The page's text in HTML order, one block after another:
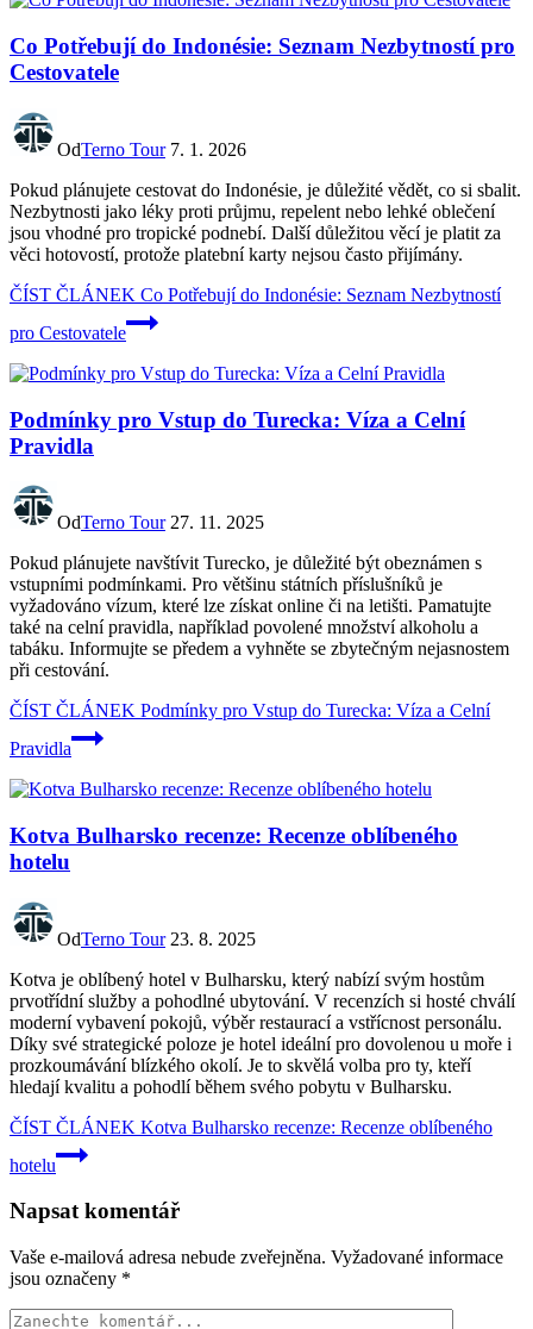
Co Potřebují do Indonésie: Seznam Nezbytností pro
Cestovatele
OdTerno Tour 7. 1. 2026
Pokud plánujete cestovat do Indonésie, je důležité vědět, co si sbalit.
Nezbytnosti jako léky proti průjmu, repelent nebo lehké oblečení
jsou vhodné pro tropické podnebí. Další důležitou věcí je platit za
věci hotovostí, protože platební karty nejsou často přijímány.
ČÍST ČLÁNEK Co Potřebují do Indonésie: Seznam Nezbytností
pro Cestovatele
Podmínky pro Vstup do Turecka: Víza a Celní
Pravidla
OdTerno Tour 27. 11. 2025
Pokud plánujete navštívit Turecko, je důležité být obeznámen s
vstupními podmínkami. Pro většinu státních příslušníků je
vyžadováno vízum, které lze získat online či na letišti. Pamatujte
také na celní pravidla, například povolené množství alkoholu a
tabáku. Informujte se předem a vyhněte se zbytečným nejasnostem
při cestování.
ČÍST ČLÁNEK Podmínky pro Vstup do Turecka: Víza a Celní
Pravidla
Kotva Bulharsko recenze: Recenze oblíbeného
hotelu
OdTerno Tour 23. 8. 2025
Kotva je oblíbený hotel v Bulharsku, který nabízí svým hostům
prvotřídní služby a pohodlné ubytování. V recenzích si hosté chválí
moderní vybavení pokojů, výběr restaurací a vstřícnost personálu.
Díky své strategické poloze je hotel ideální pro dovolenou u moře i
prozkoumávání blízkého okolí. Je to skvělá volba pro ty, kteří
hledají kvalitu a pohodlí během svého pobytu v Bulharsku.
ČÍST ČLÁNEK Kotva Bulharsko recenze: Recenze oblíbeného
hotelu
Napsat komentář
Vaše e-mailová adresa nebude zveřejněna. Vyžadované informace
jsou označeny *